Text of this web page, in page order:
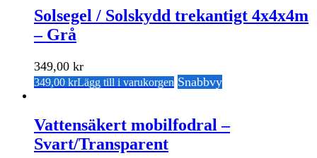
29,00 kr.9,00 kr.
var:
29,00 kr.
är:
9,00 kr.
Solsegel / Solskydd trekantigt 4x4x4m
– Grå
349,00 kr
349,00 krLägg till i varukorgen Snabbvy
Vattensäkert mobilfodral –
Svart/Transparent